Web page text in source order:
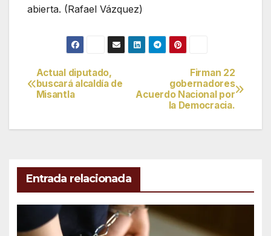
abierta. (Rafael Vázquez)
Navegación
de
entradas
Firman 22
gobernadores
Acuerdo Nacional por
la Democracia.
Actual diputado,
buscará alcaldía de
Misantla
Entrada relacionada